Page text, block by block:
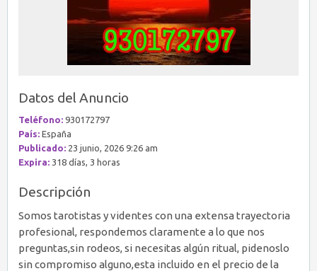
Datos del Anuncio
Teléfono: 930172797
País: España
Publicado: 23 junio, 2026 9:26 am
Expira: 318 días, 3 horas
Descripción
Somos tarotistas y videntes con una extensa trayectoria
profesional, respondemos claramente a lo que nos
preguntas,sin rodeos, si necesitas algún ritual, pidenoslo
sin compromiso alguno,esta incluido en el precio de la